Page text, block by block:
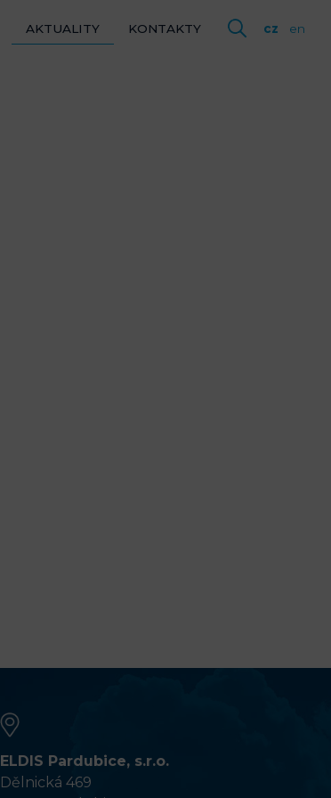
AKTUALITY KONTAKTY cz en
ELDIS Pardubice, s.r.o.
Dělnická 469